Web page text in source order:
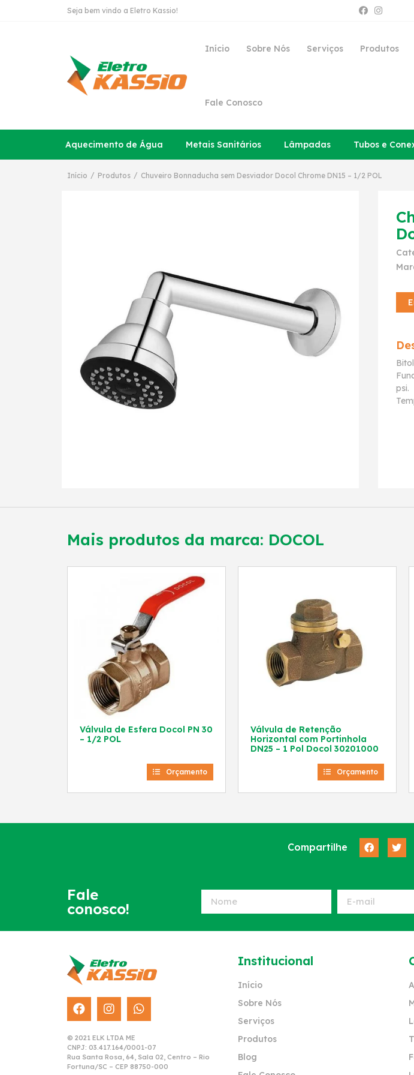
Seja bem vindo a Eletro Kassio!
Início Sobre Nós Serviços Produtos
Fale Conosco
Aquecimento de Água Metais Sanitários Lâmpadas Tubos e
Início / Produtos / Chuveiro Bonnaducha sem Desviador Docol Chrome DN15 – 1/2 POL
psi.
Mais produtos da marca: DOCOL
Válvula de Esfera Docol PN 30
– 1/2 POL
Orçamento
Válvula de Retenção
Horizontal com Portinhola
DN25 – 1 Pol Docol 30201000
Orçamento
Compartilhe
Fale
conosco!
© 2021 ELK LTDA ME
CNPJ: 03.417.164/0001-07
Rua Santa Rosa, 64, Sala 02, Centro – Rio
Fortuna/SC – CEP 88750-000
Institucional
Início
Sobre Nós
Serviços
Produtos
Blog